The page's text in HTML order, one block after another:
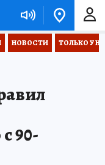
НОВОСТИ ТОЛЬКО У
90-